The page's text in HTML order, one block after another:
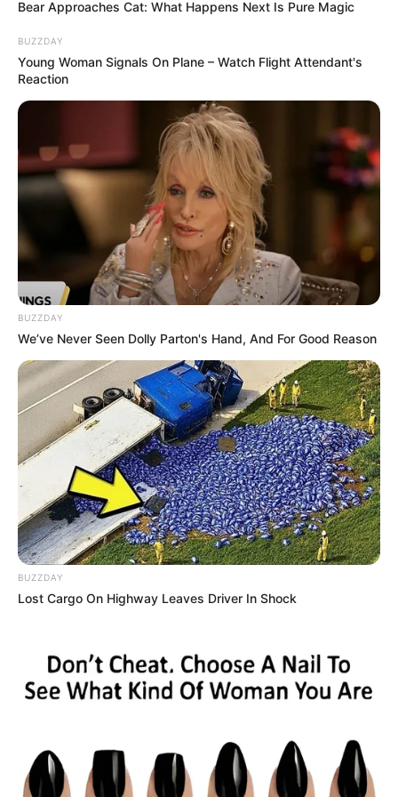
(nicht zu verwechseln mit demRennsteig imThüringer
Interessant sind aber auch die historischen Städte im
Umland des Hainichs. Sie sind zugleich ideale
Urlaubsorte
für eine Ferien- oderWochenendreise
In unseremFormular
am Seitenende können außerdem
Ausflugs- und Freizeitziele im Hainich eingetragen
Sehenswürdigkeiten und Ausflugsziele im Hainich:
Baumkronenpfad Hainich
Zwischen, über und unterhalb der Wipfel
riesiger Bäume und in einer Höhe von
mehr als 20 Metern kann man auf dem
Baumkronenpfad im Nationlpark Hainich wandern.
Außerdem gibt es auf dem über einen halben Kilometer
langen Weg viele Informationen über den "Urwald in der
Mitte Deutschlands", die im Baumturm und in einer
Dauerausstellung des Nationalparkzentrums ergänzt
werden.
Aussichtsturm Hainichblick
Hütscheroda entfernt auf einem 2011
errichteten Aussichtsturm das gesamte Waldgebiet des
Wildkatzendorf Hütscheroda
Bear Approaches Cat: What Happens Next Is Pure Magic
BUZZDAY
Young Woman Signals On Plane – Watch Flight Attendant's
Reaction
BUZZDAY
We’ve Never Seen Dolly Parton's Hand, And For Good Reason
BUZZDAY
Lost Cargo On Highway Leaves Driver In Shock